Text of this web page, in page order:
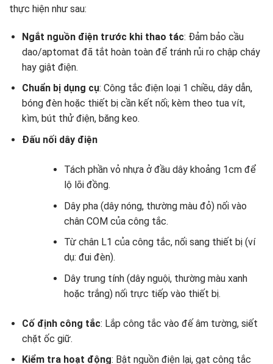
thực hiện như sau:
Ngắt nguồn điện trước khi thao tác: Đảm bảo cầu
dao/aptomat đã tắt hoàn toàn để tránh rủi ro chập cháy
hay giật điện.
Chuẩn bị dụng cụ: Công tắc điện loại 1 chiều, dây dẫn,
bóng đèn hoặc thiết bị cần kết nối; kèm theo tua vít,
kìm, bút thử điện, băng keo.
Đấu nối dây điện
Tách phần vỏ nhựa ở đầu dây khoảng 1cm để
lộ lõi đồng.
Dây pha (dây nóng, thường màu đỏ) nối vào
chân COM của công tắc.
Từ chân L1 của công tắc, nối sang thiết bị (ví
dụ: đui đèn).
Dây trung tính (dây nguội, thường màu xanh
hoặc trắng) nối trực tiếp vào thiết bị.
Cố định công tắc: Lắp công tắc vào đế âm tường, siết
chặt ốc giữ.
Kiểm tra hoạt động: Bật nguồn điện lại, gạt công tắc